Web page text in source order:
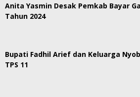
Anita Yasmin Desak Pemkab Bayar
Tahun 2024
Bupati Fadhil Arief dan Keluarga
TPS 11